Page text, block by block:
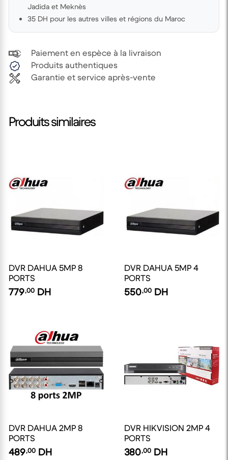
Jadida et Meknès
35 DH pour les autres villes et régions du Maroc
Paiement en espèce à la livraison
Produits authentiques
Garantie et service après-vente
Produits similaires
DVR DAHUA 5MP 8
PORTS
779,00 DH
DVR DAHUA 5MP 4
PORTS
550,00 DH
DVR DAHUA 2MP 8
PORTS
489,00 DH
DVR HIKVISION 2MP 4
PORTS
380,00 DH